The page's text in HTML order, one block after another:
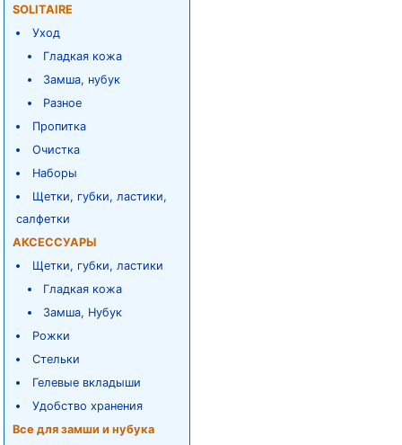
SOLITAIRE
Уход
Гладкая кожа
Замша, нубук
Разное
Пропитка
Очистка
Наборы
Щетки, губки, ластики,
салфетки
АКСЕССУАРЫ
Щетки, губки, ластики
Гладкая кожа
Замша, Нубук
Рожки
Стельки
Гелевые вкладыши
Удобство хранения
Все для замши и нубука